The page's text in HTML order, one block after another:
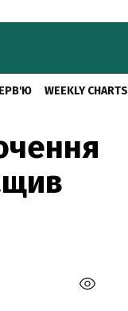
WEEKLY CHARTS